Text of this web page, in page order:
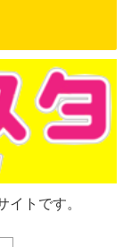
イトです。